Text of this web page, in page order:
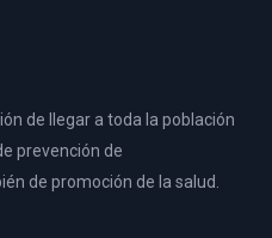
de llegar a toda la población
prevención de
de promoción de la salud.